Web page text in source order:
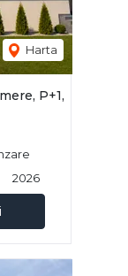
Harta
P+1,
2026